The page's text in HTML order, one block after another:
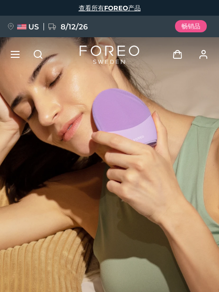
查看所有FOREO产品
US 8/12/26 畅销品
用户信息
我的设备
我的订单
我的地址
我的订阅
新品
FAQ™ Pure Beauty-Tech Elixir
BREAKING NEWS
issa™ Teeth Whitening Set
FAQ™ Dual LED Panel
语言
English Deutsch
Español
Français
Italiano
Português
Svenska
Русский
Türkçe
简体中文 繁體中文
发货国家
美国 预计送达日期 8/12/26
英国 预计送达日期8/11/26